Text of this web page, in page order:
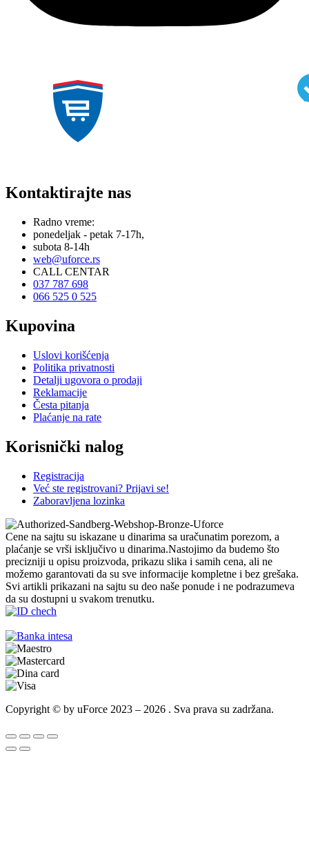
Kontaktirajte nas
Radno vreme:
ponedeljak - petak 7-17h,
subota 8-14h
web@uforce.rs
CALL CENTAR
037 787 698
066 525 0 525
Kupovina
Uslovi korišćenja
Politika privatnosti
Detalji ugovora o prodaji
Reklamacije
Česta pitanja
Plaćanje na rate
Korisnički nalog
Registracija
Već ste registrovani? Prijavi se!
Zaboravljena lozinka
Cene na sajtu su iskazane u dinarima sa uračunatim porezom, a
plaćanje se vrši isključivo u dinarima.Nastojimo da budemo što
precizniji u opisu proizvoda, prikazu slika i samih cena, ali ne
možemo garantovati da su sve informacije kompletne i bez grešaka.
Svi artikli prikazani na sajtu su deo naše ponude i ne podrazumeva
da su dostupni u svakom trenutku.
Copyright © by uForce 2023 – 2026 . Sva prava su zadržana.